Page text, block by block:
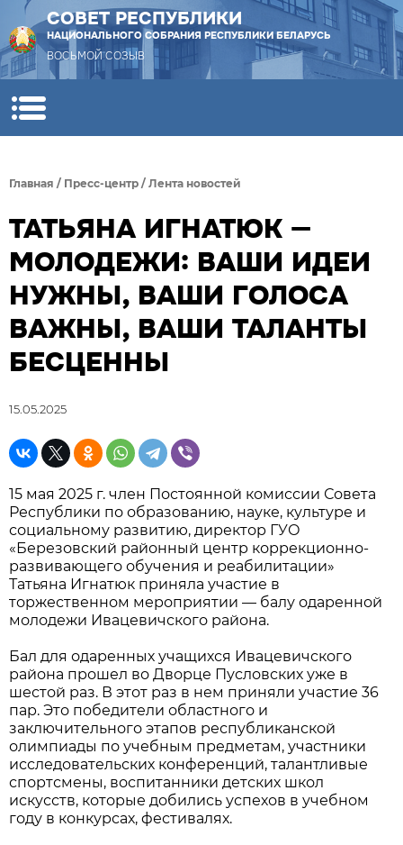
СОВЕТ РЕСПУБЛИКИ
НАЦИОНАЛЬНОГО СОБРАНИЯ РЕСПУБЛИКИ БЕЛАРУСЬ
ВОСЬМОЙ СОЗЫВ
Главная / Пресс-центр / Лента новостей
ТАТЬЯНА ИГНАТЮК —
МОЛОДЕЖИ: ВАШИ ИДЕИ
НУЖНЫ, ВАШИ ГОЛОСА
ВАЖНЫ, ВАШИ ТАЛАНТЫ
БЕСЦЕННЫ
15.05.2025
15 мая 2025 г. член Постоянной комиссии Совета
Республики по образованию, науке, культуре и
социальному развитию, директор ГУО
«Березовский районный центр коррекционно-
развивающего обучения и реабилитации»
Татьяна Игнатюк приняла участие в
торжественном мероприятии — балу одаренной
молодежи Ивацевичского района.
Бал для одаренных учащихся Ивацевичского
района прошел во Дворце Пусловских уже в
шестой раз. В этот раз в нем приняли участие 36
пар. Это победители областного и
заключительного этапов республиканской
олимпиады по учебным предметам, участники
исследовательских конференций, талантливые
спортсмены, воспитанники детских школ
искусств, которые добились успехов в учебном
году в конкурсах, фестивалях.